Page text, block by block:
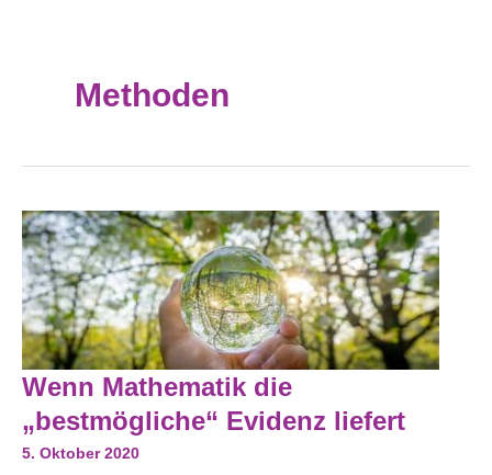
Methoden
Wenn Mathematik die
„bestmögliche“ Evidenz liefert
5. Oktober 2020
Wenn
Mathematik
Die
„bestmögliche“
Evidenz
Liefert